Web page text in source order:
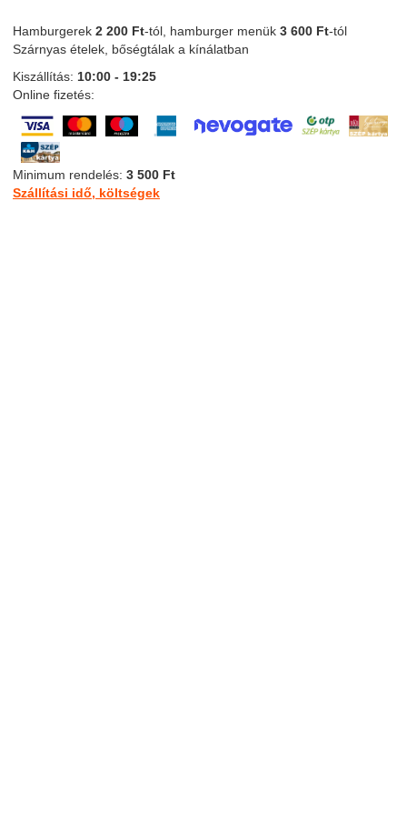
Hamburgerek 2 200 Ft-tól, hamburger menük 3 600 Ft-tól
Szárnyas ételek, bőségtálak a kínálatban
Kiszállítás: 10:00 - 19:25
Online fizetés:
Minimum rendelés: 3 500 Ft
Szállítási idő, költségek